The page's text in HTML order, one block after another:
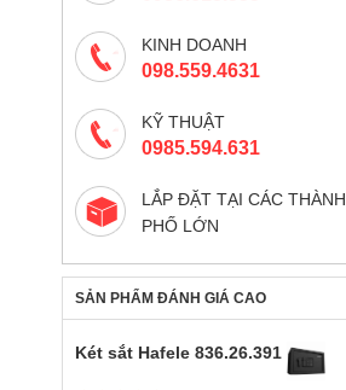
KINH DOANH
098.559.4631
KỸ THUẬT
0985.594.631
LẮP ĐẶT TẠI CÁC THÀNH
PHỐ LỚN
SẢN PHẨM ĐÁNH GIÁ CAO
Két sắt Hafele 836.26.391